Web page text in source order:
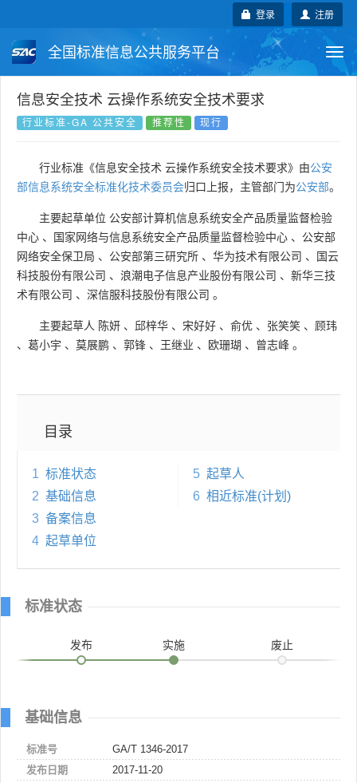
注册
登录
全国标准信息公共服务平台
国家标准 行业标准
国外标准 技术委员会
信息安全技术 云操作系统安全技术要求
行业标准-GA 公共安全 推荐性 现行
行业标准《信息安全技术 云操作系统安全技术要求》由公安
部信息系统安全标准化技术委员会归口上报，主管部门为公安部。
主要起草单位 公安部计算机信息系统安全产品质量监督检验
中心 、 国家网络与信息系统安全产品质量监督检验中心 、 公安部
网络安全保卫局 、 公安部第三研究所 、 华为技术有限公司 、
国云
科技股份有限公司 、 浪潮电子信息产业股份有限公司 、 新华三技
术有限公司 、 深信服科技股份有限公司 。
主要起草人 陈妍 、 邱梓华 、 宋好好 、 俞优 、 张笑笑 、 顾玮
、 葛小宇 、 莫展鹏 、 郭锋 、 王继业 、 欧珊瑚 、 曾志峰 。
目录
1 标准状态
2 基础信息
3 备案信息
4 起草单位
5 起草人
6 相近标准(计划)
标准状态
发布 实施 废止
基础信息
标准号
GA/T 1346-2017
发布日期
2017-11-20